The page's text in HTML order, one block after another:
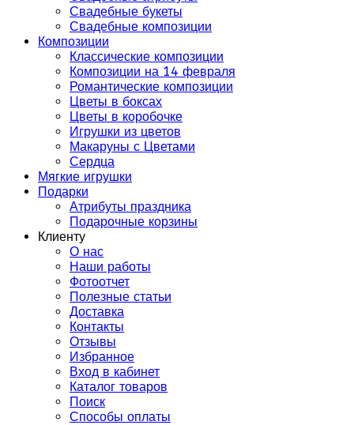
Свадебные букеты
Свадебные композиции
Композиции
Классические композиции
Композиции на 14 февраля
Романтические композиции
Цветы в боксах
Цветы в коробочке
Игрушки из цветов
Макаруны с Цветами
Сердца
Мягкие игрушки
Подарки
Атрибуты праздника
Подарочные корзины
Клиенту
О нас
Наши работы
Фотоотчет
Полезные статьи
Доставка
Контакты
Отзывы
Избранное
Вход в кабинет
Каталог товаров
Поиск
Способы оплаты